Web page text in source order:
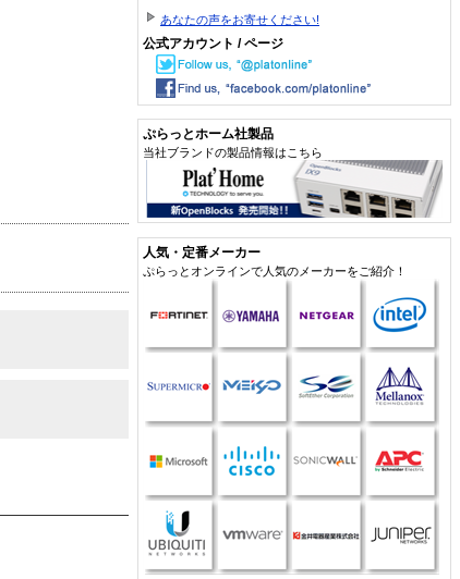
あなたの声をお寄せください!
公式アカウント / ページ
ぷらっとホーム社製品
当社ブランドの製品情報はこちら
人気・定番メーカー
ぷらっとオンラインで人気のメーカーをご紹介！